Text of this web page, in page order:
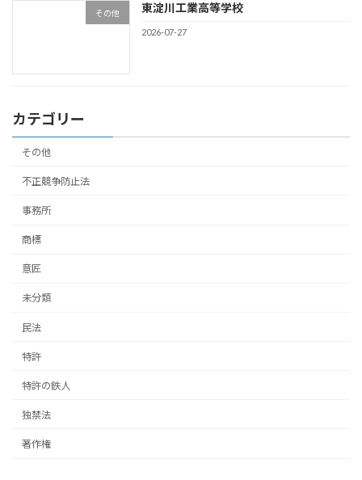
その他 東淀川工業高等学校
2026-07-27
カテゴリー
その他
不正競争防止法
事務所
商標
意匠
未分類
民法
特許
特許の鉄人
独禁法
著作権